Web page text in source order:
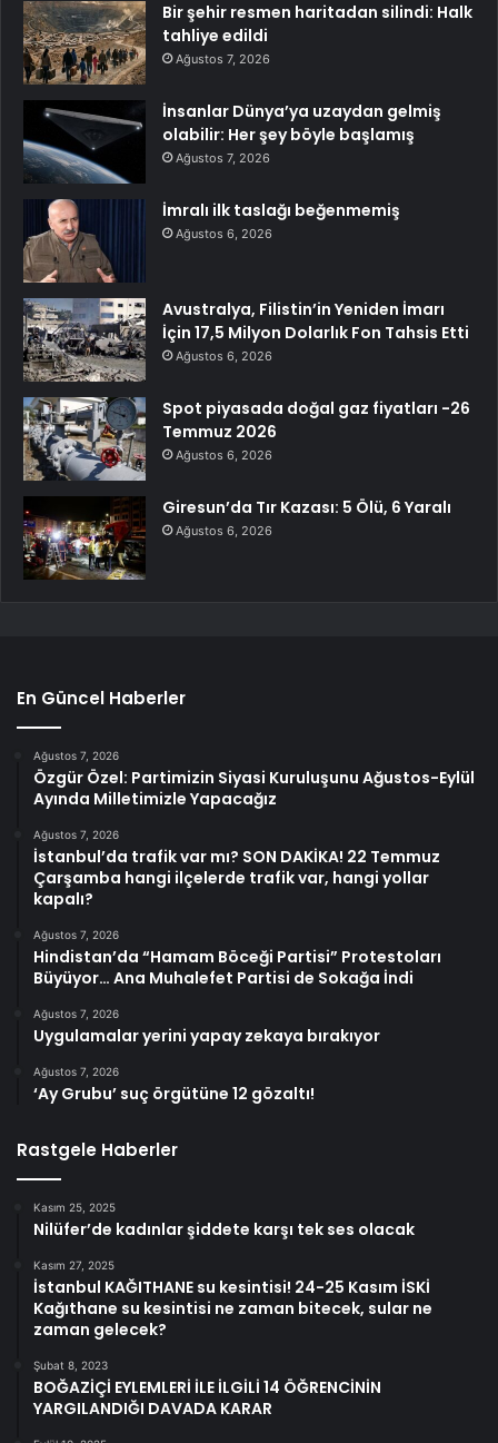
Bir şehir resmen haritadan silindi: Halk
tahliye edildi
Ağustos 7, 2026
İnsanlar Dünya’ya uzaydan gelmiş
olabilir: Her şey böyle başlamış
Ağustos 7, 2026
İmralı ilk taslağı beğenmemiş
Ağustos 6, 2026
Avustralya, Filistin’in Yeniden İmarı
İçin 17,5 Milyon Dolarlık Fon Tahsis Etti
Ağustos 6, 2026
Spot piyasada doğal gaz fiyatları -26
Temmuz 2026
Ağustos 6, 2026
Giresun’da Tır Kazası: 5 Ölü, 6 Yaralı
Ağustos 6, 2026
En Güncel Haberler
Ağustos 7, 2026
Özgür Özel: Partimizin Siyasi Kuruluşunu Ağustos-Eylül
Ayında Milletimizle Yapacağız
Ağustos 7, 2026
İstanbul’da trafik var mı? SON DAKİKA! 22 Temmuz
Çarşamba hangi ilçelerde trafik var, hangi yollar
kapalı?
Ağustos 7, 2026
Hindistan’da “Hamam Böceği Partisi” Protestoları
Büyüyor… Ana Muhalefet Partisi de Sokağa İndi
Ağustos 7, 2026
Uygulamalar yerini yapay zekaya bırakıyor
Ağustos 7, 2026
‘Ay Grubu’ suç örgütüne 12 gözaltı!
Rastgele Haberler
Kasım 25, 2025
Nilüfer’de kadınlar şiddete karşı tek ses olacak
Kasım 27, 2025
İstanbul KAĞITHANE su kesintisi! 24-25 Kasım İSKİ
Kağıthane su kesintisi ne zaman bitecek, sular ne
zaman gelecek?
Şubat 8, 2023
BOĞAZİÇİ EYLEMLERİ İLE İLGİLİ 14 ÖĞRENCİNİN
YARGILANDIĞI DAVADA KARAR